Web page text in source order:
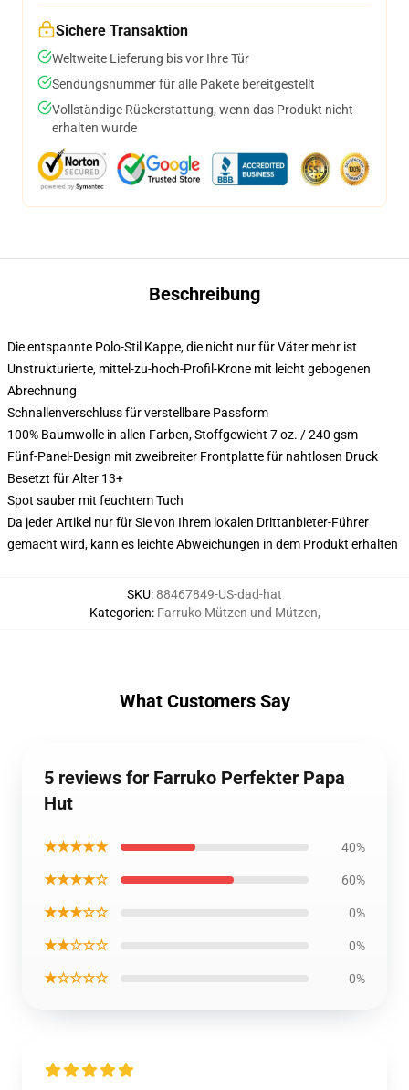
Sichere Transaktion
Weltweite Lieferung bis vor Ihre Tür
Sendungsnummer für alle Pakete bereitgestellt
Vollständige Rückerstattung, wenn das Produkt nicht
erhalten wurde
Beschreibung
Die entspannte Polo-Stil Kappe, die nicht nur für Väter mehr ist
Unstrukturierte, mittel-zu-hoch-Profil-Krone mit leicht gebogenen
Abrechnung
Schnallenverschluss für verstellbare Passform
100% Baumwolle in allen Farben, Stoffgewicht 7 oz. / 240 gsm
Fünf-Panel-Design mit zweibreiter Frontplatte für nahtlosen Druck
Besetzt für Alter 13+
Spot sauber mit feuchtem Tuch
Da jeder Artikel nur für Sie von Ihrem lokalen Drittanbieter-Führer
gemacht wird, kann es leichte Abweichungen in dem Produkt erhalten
SKU:88467849-US-dad-hat
Kategorien: Farruko Mützen und Mützen,
What Customers Say
5 reviews for Farruko Perfekter Papa
Hut
★★★★★ 40%
★★★★☆ 60%
★★★☆☆ 0%
★★☆☆☆ 0%
★☆☆☆☆ 0%